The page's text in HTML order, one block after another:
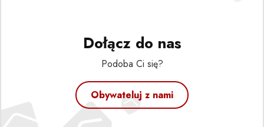
Dołącz do nas
Podoba Ci się?
Obywateluj z nami